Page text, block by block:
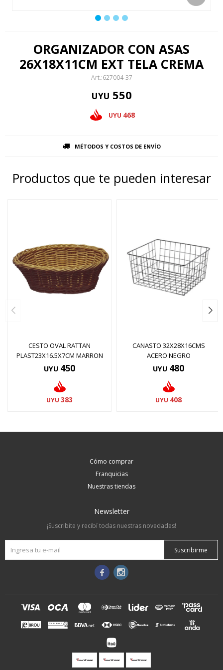
ORGANIZADOR CON ASAS
26X18X11CM EXT TELA CREMA
627004-37
UYU 550
UYU 468
MÉTODOS Y COSTOS DE ENVÍO
Productos que te pueden interesar
CESTO OVAL RATTAN
PLAST23X16.5X7CM MARRON
UYU 450
UYU 383
CANASTO 32X28X16CMS
ACERO NEGRO
UYU 480
UYU 408
Cómo comprar
Franquicias
Nuestras tiendas
Newsletter
¡Suscribite y recibí todas nuestras novedades!
Suscribirme
 